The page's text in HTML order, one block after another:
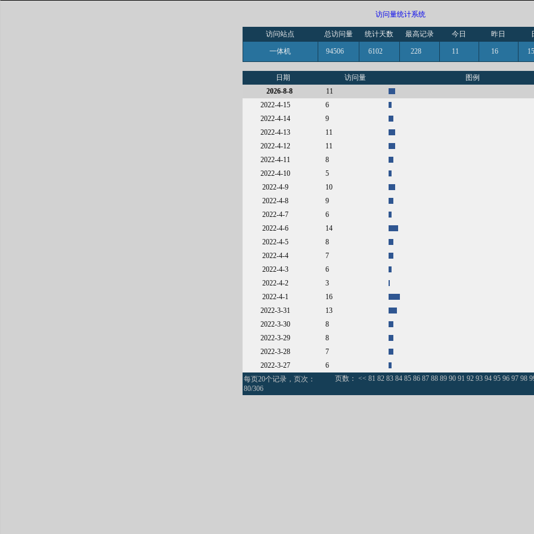
访问量统计系统
访问站点 总访问量 统计天数 最高记录 今日 昨日
一体机 94506 6102 228 11 16
日期 访问量
图例
2026-8-8
11
2022-4-15
6
2022-4-14
9
2022-4-13
11
2022-4-12
11
2022-4-11
8
2022-4-10
5
2022-4-9
10
2022-4-8
9
2022-4-7
6
2022-4-6
14
2022-4-5
8
2022-4-4
7
2022-4-3
6
2022-4-2
3
2022-4-1
16
2022-3-31
13
2022-3-30
8
2022-3-29
8
2022-3-28
7
2022-3-27
6
每页20个记录，页次：
80/306
页数： << 81 82 83 84 85 86 87 88 89 90 91 92 93 94 95 96 97 98